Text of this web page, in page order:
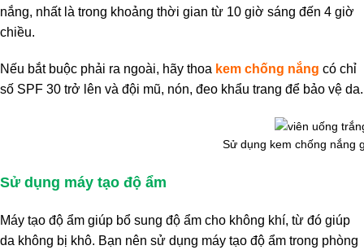
nắng, nhất là trong khoảng thời gian từ 10 giờ sáng đến 4 giờ
chiều.
Nếu bắt buộc phải ra ngoài, hãy thoa kem chống nắng có chỉ
số SPF 30 trở lên và đội mũ, nón, đeo khẩu trang để bảo vệ da.
Sử dụng kem chống nắng
Sử dụng máy tạo độ ẩm
Máy tạo độ ẩm giúp bổ sung độ ẩm cho không khí, từ đó giúp
da không bị khô. Bạn nên sử dụng máy tạo độ ẩm trong phòng